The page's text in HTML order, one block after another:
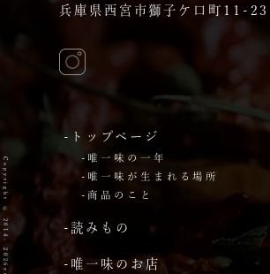
兵庫県西宮市獅子ケ口町11-23
-トップページ
-唯一味の一年
-唯一味が生まれる場所
-商品のこと
-読みもの
-唯一味のお店